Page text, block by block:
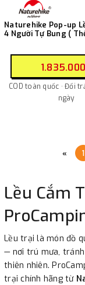
Naturehike Pop-up
4 Người
COD toàn quốc · Đổi
ngày
« 1
Lều Cắm
Lều trại là món đồ
— nơi trú mưa,
thiên nhiên.
trại chính hãng từ